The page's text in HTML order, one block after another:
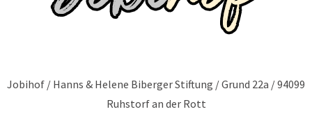
Jobihof / Hanns & Helene Biberger Stiftung / Grund 22a / 94099
Ruhstorf an der Rott